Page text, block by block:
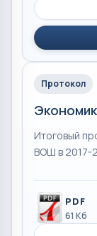
Протокол
Итоговый
ВОШ в 2017-
PDF
61 Кб